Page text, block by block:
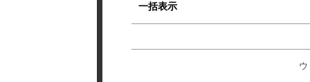
一括表示